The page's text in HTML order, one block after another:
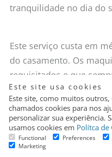
tranquilidade no dia do
Este serviço custa em
do casamento. Os
requisitados e que
Casemena coluna
Semana, cobram entre
12.000,00.
Este site usa cookies
Este site, como muitos
chamados cookies para nos
personalizar sua experiência.
usamos cookies em Polítca de
Cookie
Functional Preferences
Marketing